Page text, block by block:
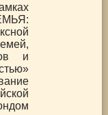
и